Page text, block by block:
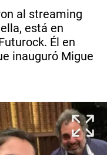
al streaming
está en
Él en
inauguró Migue